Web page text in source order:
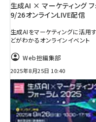
生成AI × マーケティング
9/26オンラインLIVE配信
生成AIをマーケティングに活用
どがわかるオンラインイベント
Web担編集部
2025年8月25日 10:40